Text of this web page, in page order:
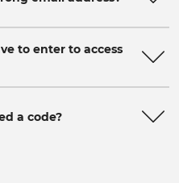
to enter to access
a code?